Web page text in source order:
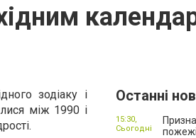
зодіаку і
між 1990 і
Останні
15:30,
Сьогодні